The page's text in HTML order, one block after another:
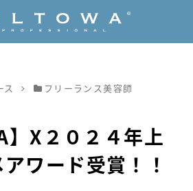
ス フリーランス美容師
】X２０２４年上
ワード受賞！！